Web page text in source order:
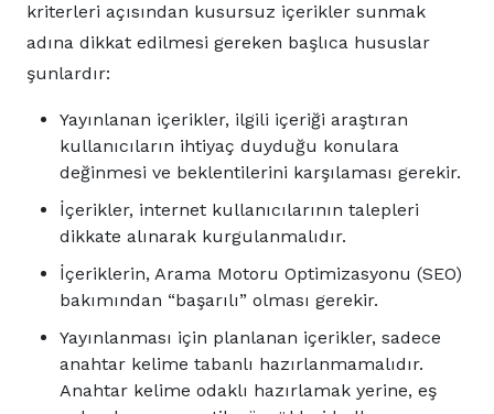
kriterleri açısından kusursuz içerikler sunmak
adına dikkat edilmesi gereken başlıca hususlar
şunlardır:
Yayınlanan içerikler, ilgili içeriği araştıran
kullanıcıların ihtiyaç duyduğu konulara
değinmesi ve beklentilerini karşılaması gerekir.
İçerikler, internet kullanıcılarının talepleri
dikkate alınarak kurgulanmalıdır.
İçeriklerin, Arama Motoru Optimizasyonu (SEO)
bakımından “başarılı” olması gerekir.
Yayınlanması için planlanan içerikler, sadece
anahtar kelime tabanlı hazırlanmamalıdır.
Anahtar kelime odaklı hazırlamak yerine, eş